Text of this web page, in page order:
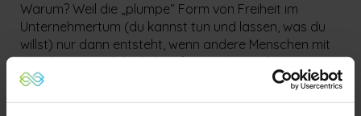
Warum? Weil die „plumpe“ Form von Freiheit im
Unternehmertum (du kannst tun und lassen, was du
willst) nur dann entsteht, wenn andere Menschen mit
dir arbeiten und du dich auf sie verlassen kannst.
Wenn Mitarbeiter eigenständig liefern, sauber